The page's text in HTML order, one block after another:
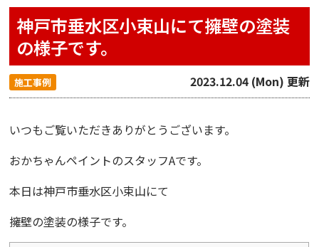
神戸市垂水区小束山にて擁壁の塗装
の様子です。
施工事例 2023.12.04 (Mon) 更新
いつもご覧いただきありがとうございます。
おかちゃんペイントのスタッフAです。
本日は神戸市垂水区小束山にて
擁壁の塗装の様子です。